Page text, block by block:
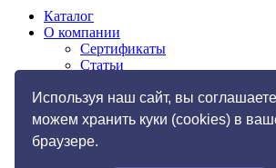
Используя наш сайт, вы
можем хранить куки (cookies) в
браузере.
Каталог
О компании
Сертификаты
Статьи
Импортозамещение
Услуги
Резьбонакатные работы
Токарные работы по металлу